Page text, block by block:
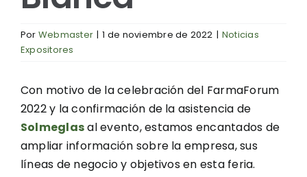
Por Webmaster | 1 de noviembre de 2022 | Noticias
Expositores
Con motivo de la celebración del FarmaForum
2022 y la confirmación de la asistencia de
Solmeglasal evento, estamos encantados de
ampliar información sobre la empresa, sus
líneas de negocio y objetivos en esta feria.